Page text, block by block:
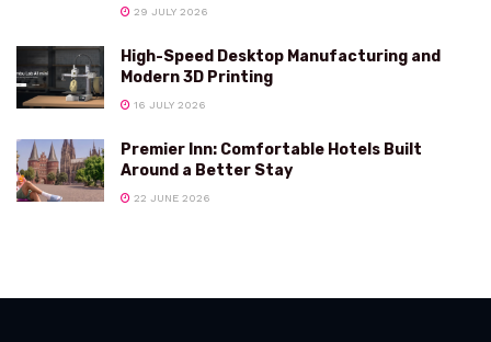
29 JULY 2026
High-Speed Desktop Manufacturing and
Modern 3D Printing
16 JULY 2026
Premier Inn: Comfortable Hotels Built
Around a Better Stay
22 JUNE 2026